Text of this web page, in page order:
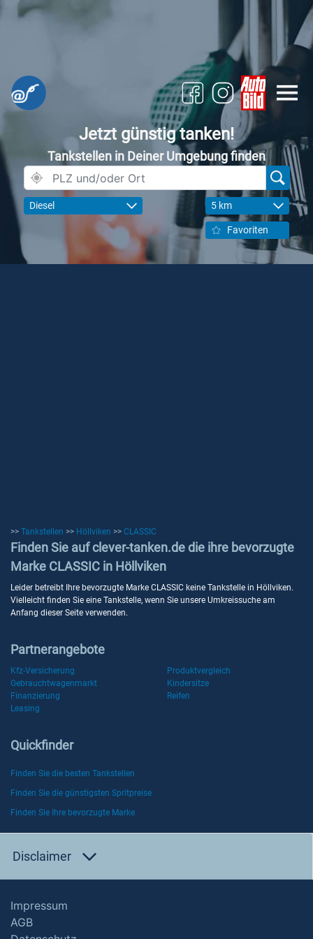
Jetzt günstig tanken!
Tankstellen in Deiner Umgebung finden
Diesel 5 km
Favoriten
>> Tankstellen >> Höllviken >> CLASSIC
Finden Sie auf clever-tanken.de die ihre bevorzugte
Marke CLASSIC in Höllviken
Leider betreibt Ihre bevorzugte Marke CLASSIC keine Tankstelle in Höllviken.
Vielleicht finden Sie eine Tankstelle, wenn Sie unsere Umkreissuche am
Anfang dieser Seite verwenden.
Partnerangebote
Kfz-Versicherung
Produktvergleich
Gebrauchtwagenmarkt
Kindersitze
Finanzierung
Reifen
Leasing
Quickfinder
Finden Sie die besten Tankstellen
Finden Sie die günstigsten Spritpreise
Finden Sie Ihre bevorzugte Marke
Disclaimer
Impressum
AGB